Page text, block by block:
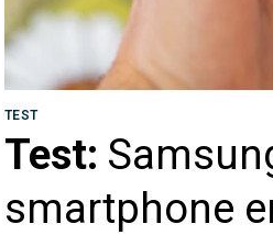
TEST
Test:
smartphone